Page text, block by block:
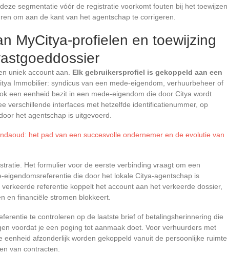
segmentatie vóór de registratie voorkomt fouten bij het toewijzen
om aan de kant van het agentschap te corrigeren.
MyCitya-profielen en toewijzing
uniek account aan. Elk gebruikersprofiel is gekoppeld aan een
Immobilier: syndicus van een mede-eigendom, verhuurbeheer of
een eenheid bezit in een mede-eigendom die door Citya wordt
verschillende interfaces met hetzelfde identificatienummer, op
het agentschap is uitgevoerd.
het pad van een succesvolle ondernemer en de evolutie van
Het formulier voor de eerste verbinding vraagt om een
die door het lokale Citya-agentschap is
referentie koppelt het account aan het verkeerde dossier,
en financiële stromen blokkeert.
te controleren op de laatste brief of betalingsherinnering die
voordat je een poging tot aanmaak doet. Voor verhuurders met
eenheid afzonderlijk worden gekoppeld vanuit de persoonlijke ruimte,
van contracten.